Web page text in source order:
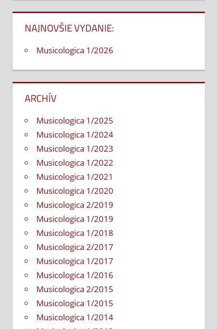
NAJNOVŠIE VYDANIE:
Musicologica 1/2026
ARCHÍV
Musicologica 1/2025
Musicologica 1/2024
Musicologica 1/2023
Musicologica 1/2022
Musicologica 1/2021
Musicologica 1/2020
Musicologica 2/2019
Musicologica 1/2019
Musicologica 1/2018
Musicologica 2/2017
Musicologica 1/2017
Musicologica 1/2016
Musicologica 2/2015
Musicologica 1/2015
Musicologica 1/2014